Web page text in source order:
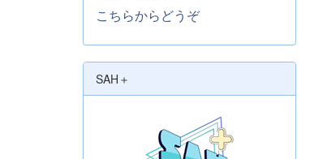
こちらからどうぞ
SAH＋